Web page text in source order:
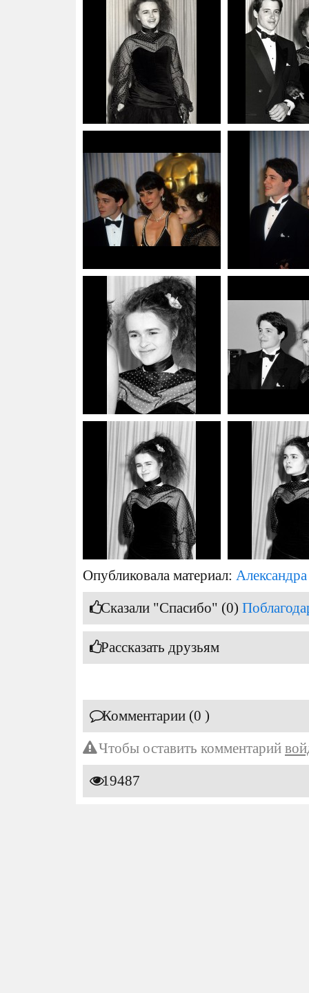
Опубликовала материал:
Сказали "Спасибо" (0)
Рассказать друзьям
Комментарии (0 )
Чтобы оставить комментарий
19487